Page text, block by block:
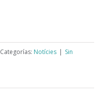
Categorías: Notícies | Sin